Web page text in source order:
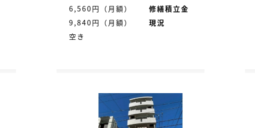
6,560円（月額）
修繕積立金
9,840円（月額）
現況
空き